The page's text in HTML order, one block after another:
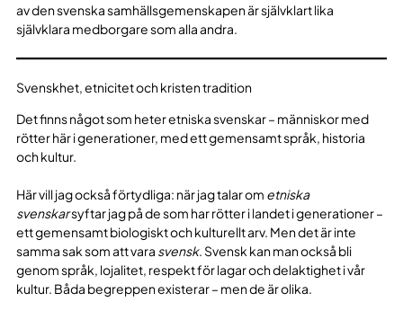
av den svenska samhällsgemenskapen är självklart lika
självklara medborgare som alla andra.
Svenskhet, etnicitet och kristen tradition
Det finns något som heter etniska svenskar – människor med
rötter här i generationer, med ett gemensamt språk, historia
och kultur.
Här vill jag också förtydliga: när jag talar om etniska
svenskarsyftar jag på de som har rötter i landet i generationer –
ett gemensamt biologiskt och kulturellt arv. Men det är inte
samma sak som att vara svensk. Svensk kan man också bli
genom språk, lojalitet, respekt för lagar och delaktighet i vår
kultur. Båda begreppen existerar – men de är olika.